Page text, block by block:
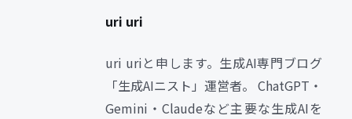
uri uri
uri uriと申します。生成AI専門ブログ
「生成AIニスト」運営者。 ChatGPT・
Gemini・Claudeなど主要な生成AIを